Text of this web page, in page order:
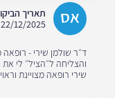
אס
תאריך
22/12/2025
ד״ר שולמן שירי -
והצליחה ל״הציל״ לי
שירי רופאה מצויינת